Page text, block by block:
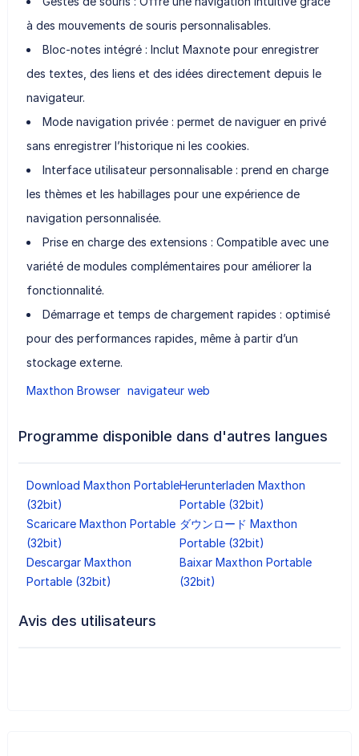
à des mouvements de souris personnalisables.
Bloc-notes intégré : Inclut Maxnote pour enregistrer
des textes, des liens et des idées directement depuis le
navigateur.
Mode navigation privée : permet de naviguer en privé
sans enregistrer l’historique ni les cookies.
Interface utilisateur personnalisable : prend en charge
les thèmes et les habillages pour une expérience de
navigation personnalisée.
Prise en charge des extensions : Compatible avec une
variété de modules complémentaires pour améliorer la
fonctionnalité.
Démarrage et temps de chargement rapides : optimisé
pour des performances rapides, même à partir d’un
stockage externe.
Maxthon Browser navigateur web
Programme disponible dans d'autres langues
Download Maxthon Portable
(32bit)
Herunterladen Maxthon
Portable (32bit)
Scaricare Maxthon Portable
(32bit)
ダウンロード Maxthon
Portable (32bit)
Descargar Maxthon
Portable (32bit)
Baixar Maxthon Portable
(32bit)
Avis des utilisateurs